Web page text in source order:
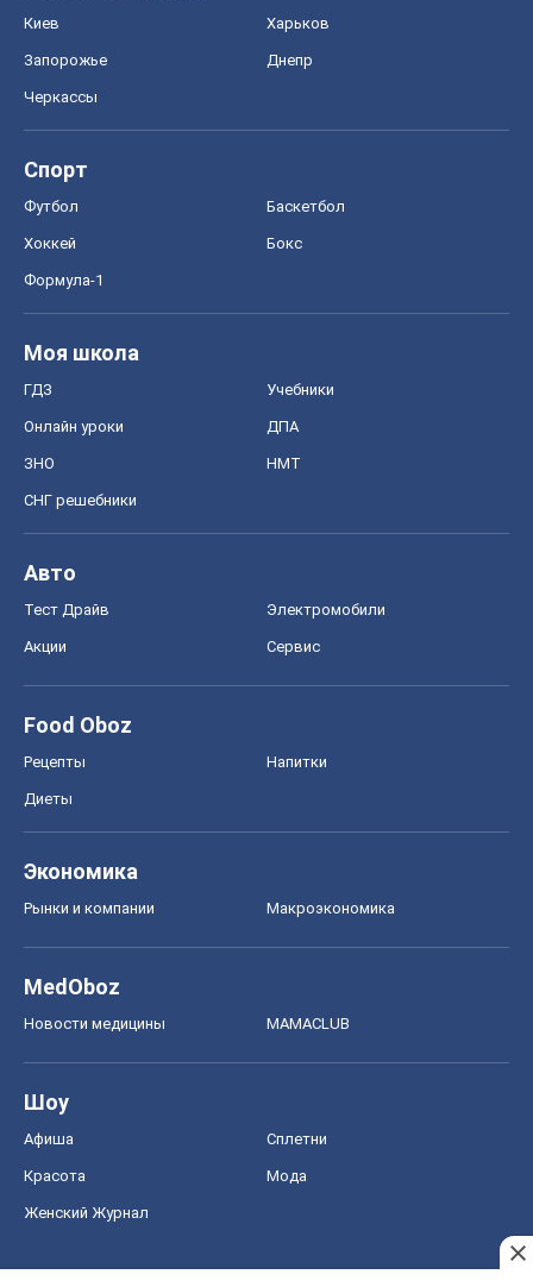
Киев Харьков
Запорожье Днепр
Черкассы
Спорт
Футбол Баскетбол
Хоккей Бокс
Формула-1
Моя школа
ГДЗ Учебники
Онлайн уроки ДПА
ЗНО НМТ
СНГ решебники
Авто
Тест Драйв Электромобили
Акции Сервис
Food Oboz
Рецепты Напитки
Диеты
Экономика
Рынки и компании Mакроэкономика
MedOboz
Новости медицины MAMACLUB
Шоу
Афиша Сплетни
Красота Мода
Женский Журнал